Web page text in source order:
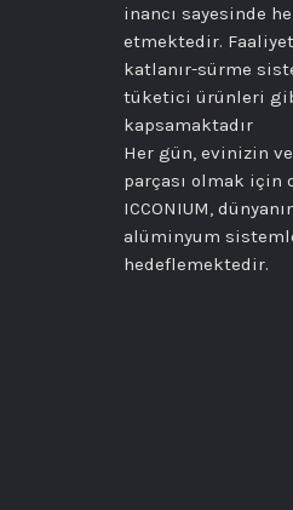
inancı sayesinde
etmektedir.
katlanır-sürme
tüketici ürünleri
kapsamaktadır
Her gün, evinizin
parçası olmak için
ICCONIUM,
alüminyum
hedeflemektedir.